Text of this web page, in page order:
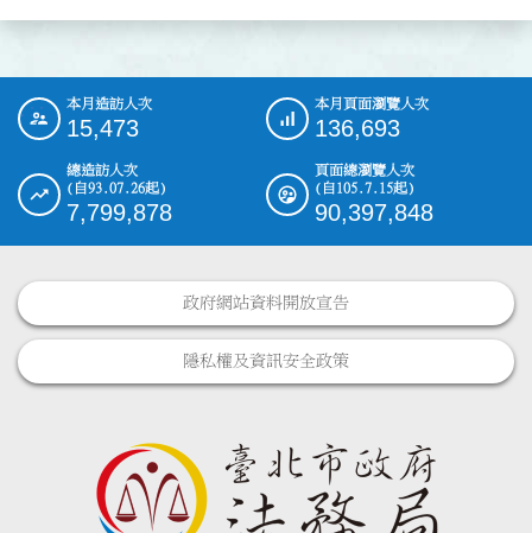
::: 本月造訪人次
15,473
本月頁面瀏覽人次
136,693
總造訪人次
(自93.07.26起)
7,799,878
頁面總瀏覽人次
(自105.7.15起)
90,397,848
政府網站資料開放宣告
隱私權及資訊安全政策